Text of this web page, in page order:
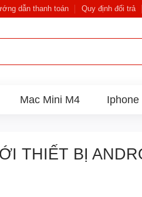
dẫn thanh toán Quy định đổi trả
Mac Mini M4 Iphone
THIẾT BỊ